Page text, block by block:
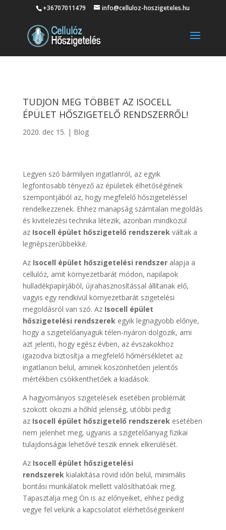
+36707011479 info@celluloz-hoszigeteles.hu
TUDJON MEG TÖBBET AZ ISOCELL
ÉPÜLET HŐSZIGETELŐ RENDSZERRŐL!
2020. dec 15. | Blog
Legyen szó bármilyen ingatlanról, az egyik
legfontosabb tényező az épületek élhetőségének
szempontjából az, hogy megfelelő hőszigeteléssel
rendelkezzenek. Ehhez manapság számtalan megoldás
és kivitelezési technika létezik, azonban mindközül
az Isocell épület hőszigetelő rendszerekváltak a
legnépszerűbbekké.
Az Isocell épület hőszigetelési rendszeralapja a
cellulóz, amit környezetbarát módon, napilapok
hulladékpapírjából, újrahasznosítással állítanak elő,
vagyis egy rendkívül környezetbarát szigetelési
megoldásról van szó. Az Isocell épület
hőszigetelési rendszerekegyik legnagyobb előnye,
hogy a szigetelőanyaguk télen-nyáron dolgozik, ami
azt jelenti, hogy egész évben, az évszakokhoz
igazodva biztosítja a megfelelő hőmérsékletet az
ingatlanon belül, aminek köszönhetően jelentős
mértékben csökkenthetőek a kiadások.
A hagyományos szigetelések esetében problémát
szokott okozni a hőhíd jelenség, utóbbi pedig
az Isocell épület hőszigetelő rendszerekesetében
nem jelenhet meg, ugyanis a szigetelőanyag fizikai
tulajdonságai lehetővé teszik ennek elkerülését.
Az Isocell épület hőszigetelési
rendszerekkialakítása rövid időn belül, minimális
bontási munkálatok mellett valósíthatóak meg.
Tapasztalja meg Ön is az előnyeiket, ehhez pedig
vegye fel velünk a kapcsolatot elérhetőségeinken!